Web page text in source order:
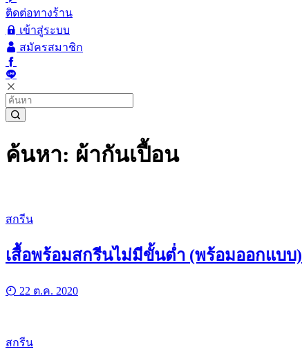
ติดต่อทางร้าน
เข้าสู่ระบบ
สมัครสมาชิก
ค้นหา: ผ้ากันเปื้อน
สกรีน
เสื้อพร้อมสกรีนไม่มีขั้นต่ำ (พร้อมออกแบบ)
22 ต.ค. 2020
สกรีน